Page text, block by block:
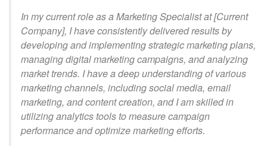
In my current role as a Marketing Specialist at [Current
Company], I have consistently delivered results by
developing and implementing strategic marketing plans,
managing digital marketing campaigns, and analyzing
market trends. I have a deep understanding of various
marketing channels, including social media, email
marketing, and content creation, and I am skilled in
utilizing analytics tools to measure campaign
performance and optimize marketing efforts.